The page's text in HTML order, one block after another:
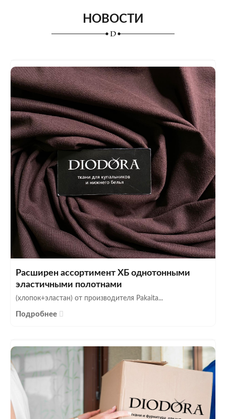
НОВОСТИ
Расширен ассортимент ХБ однотонными
эластичными полотнами
(хлопок+эластан) от производителя Pakaita...
Подробнее